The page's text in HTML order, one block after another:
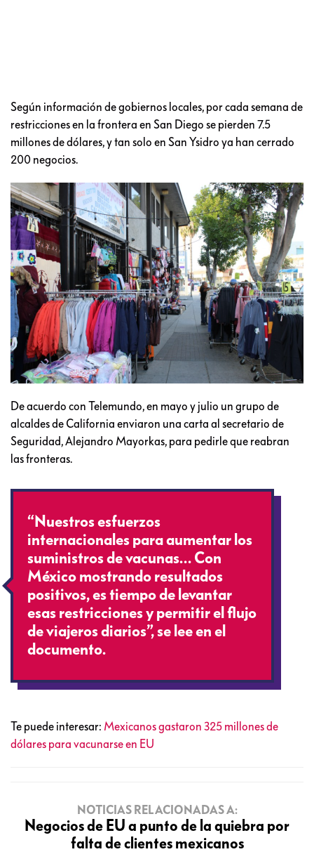
Según información de gobiernos locales, por cada semana de
restricciones en la frontera en San Diego se pierden 7.5
millones de dólares, y tan solo en San Ysidro ya han cerrado
200 negocios.
De acuerdo con Telemundo, en mayo y julio un grupo de
alcaldes de California enviaron una carta al secretario de
Seguridad, Alejandro Mayorkas, para pedirle que reabran
las fronteras.
“Nuestros esfuerzos
internacionales para aumentar los
suministros de vacunas… Con
México mostrando resultados
positivos, es tiempo de levantar
esas restricciones y permitir el flujo
de viajeros diarios”, se lee en el
documento.
Te puede interesar: Mexicanos gastaron 325 millones de
dólares para vacunarse en EU
NOTICIAS RELACIONADAS A:
Negocios de EU a punto de la quiebra por
falta de clientes mexicanos